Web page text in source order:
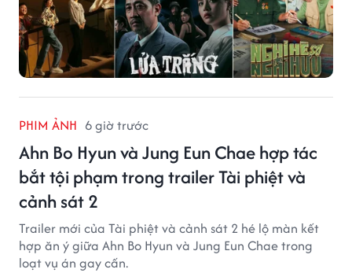
PHIM ẢNH 6 giờ trước
Ahn Bo Hyun và Jung Eun Chae hợp tác
bắt tội phạm trong trailer Tài phiệt và
cảnh sát 2
Trailer mới của Tài phiệt và cảnh sát 2 hé lộ màn kết
hợp ăn ý giữa Ahn Bo Hyun và Jung Eun Chae trong
loạt vụ án gay cấn.